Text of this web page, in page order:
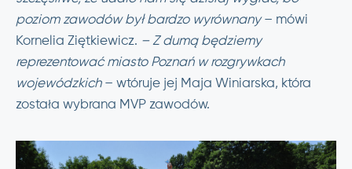
poziom zawodów był bardzo wyrównany– mówi
Kornelia Ziętkiewicz. – Z dumą będziemy
reprezentować miasto Poznań w rozgrywkach
wojewódzkich– wtóruje jej Maja Winiarska, która
została wybrana MVP zawodów.